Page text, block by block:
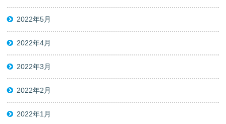
2022年5月
2022年4月
2022年3月
2022年2月
2022年1月